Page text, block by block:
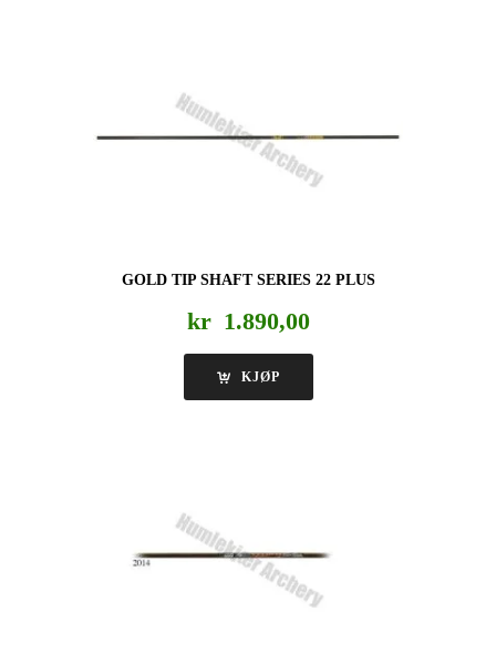
GOLD TIP SHAFT SERIES 22 PLUS
kr 1.890,00
KJØP